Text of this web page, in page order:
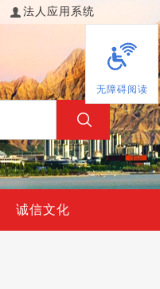
法人应用系统
无障碍阅读
诚信文化